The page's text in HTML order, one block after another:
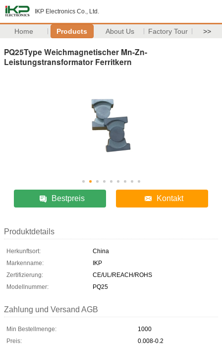
IKP Electronics Co., Ltd.
Home Products About Us Factory Tour >>
PQ25Type Weichmagnetischer Mn-Zn-
Leistungstransformator Ferritkern
Bestpreis Kontakt
Produktdetails
Herkunftsort:
China
Markenname:
IKP
Zertifizierung:
CE/UL/REACH/ROHS
Modellnummer:
PQ25
Zahlung und Versand AGB
Min Bestellmenge:
1000
Preis:
0.008-0.2